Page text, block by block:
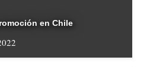
en Chile